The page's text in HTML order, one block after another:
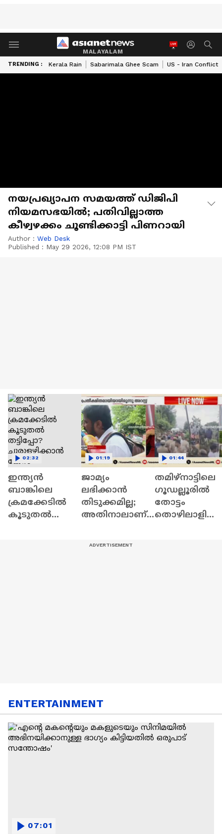
MALAYALAM
TRENDING : Kerala Rain Sabarimala Ghee Scam US - Iran Conflict
നയപ്രഖ്യാപന സമയത്ത് ഡിജിപി
നിയമസഭയിൽ; പതിവില്ലാത്ത
കീഴ്വഴക്കം ചൂണ്ടിക്കാട്ടി പിണറായി
Author : Web Desk
Published : May 29 2026, 12:08 PM IST
ഇന്ത്യൻ
ബാങ്കിലെ
ക്രമക്കേടിൽ
കൂടുതൽ
02:32
ജാമ്യം
ലഭിക്കാൻ
തിടുക്കമില്ല;
അതിനാലാണ്
01:19
തമിഴ്‌നാട്ടിലെ
ഗൂഡല്ലൂരില്‍
തോട്ടം
01:44
ENTERTAINMENT
07:01